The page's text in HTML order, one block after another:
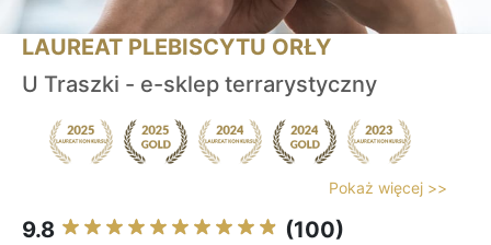
LAUREAT PLEBISCYTU ORŁY
U Traszki - e-sklep terrarystyczny
Pokaż więcej >>
9.8 (100)